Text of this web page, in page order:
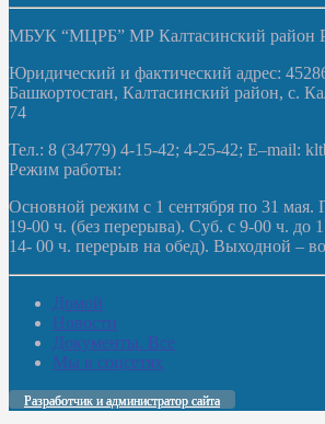
МБУК “МЦРБ” МР Калтасинский район
Юридический и фактический адрес:
Башкортостан, Калтасинский район, с.
74
Тел.: 8 (34779) 4-15-42; 4-25-42; E–mail:
Режим работы:
Основной режим с 1 сентября по 31 мая.
19-00 ч. (без перерыва). Суб. с 9-00 ч. до
14- 00 ч. перерыв на обед). Выходной –
Домой
Новости
Документы. Все
Мы в соцсетях
Разработчик и администратор сайта